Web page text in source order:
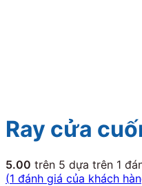
Ray cửa
5.00 trên 5 dựa trên 1
(1 đánh giá của khách